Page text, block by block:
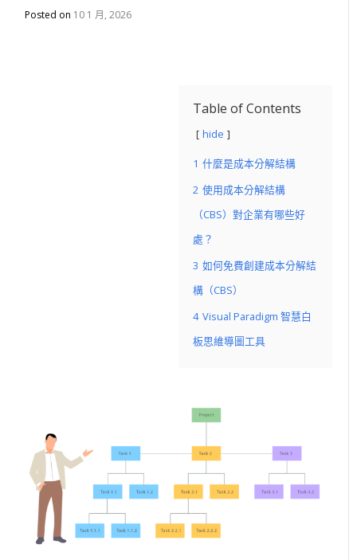
Posted on 10 1 月, 2026
Table of Contents
hide
1 什麼是成本分解結構
2 使用成本分解結構
（CBS）對企業有哪些好
處？
3 如何免費創建成本分解結
構（CBS）
4 Visual Paradigm 智慧白
板思維導圖工具